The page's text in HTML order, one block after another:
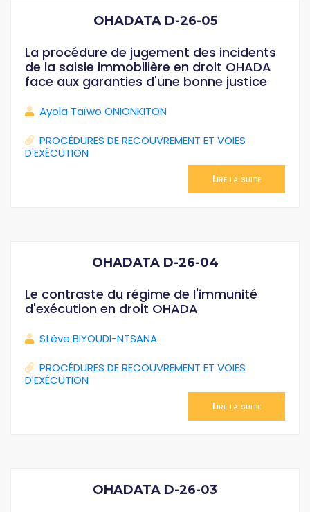
OHADATA D-26-05
La procédure de jugement des incidents
de la saisie immobilière en droit OHADA
face aux garanties d'une bonne justice
Ayola Taïwo ONIONKITON
PROCÉDURES DE RECOUVREMENT ET VOIES
D'EXÉCUTION
Lire la suite
OHADATA D-26-04
Le contraste du régime de l'immunité
d'exécution en droit OHADA
Stève BIYOUDI-NTSANA
PROCÉDURES DE RECOUVREMENT ET VOIES
D'EXÉCUTION
Lire la suite
OHADATA D-26-03